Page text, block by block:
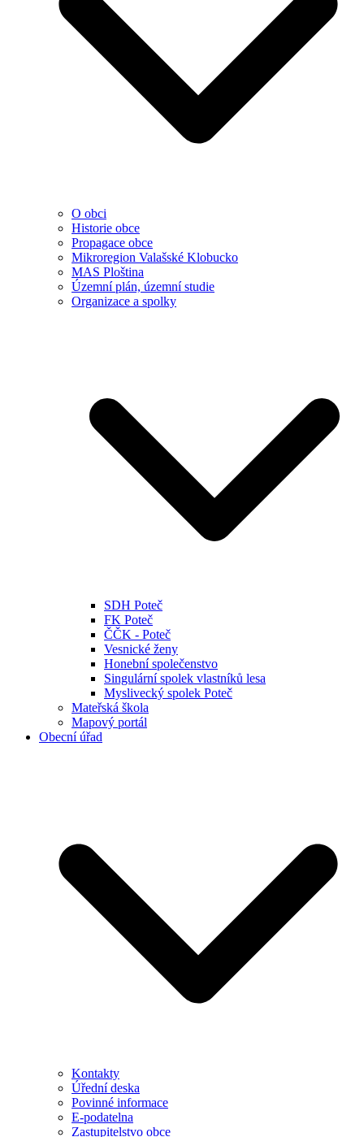
O obci
Historie obce
Propagace obce
Mikroregion Valašské Klobucko
MAS Ploština
Územní plán, územní studie
Organizace a spolky
SDH Poteč
FK Poteč
ČČK - Poteč
Vesnické ženy
Honební společenstvo
Singulární spolek vlastníků lesa
Myslivecký spolek Poteč
Mateřská škola
Mapový portál
Obecní úřad
Kontakty
Úřední deska
Povinné informace
E-podatelna
Zastupitelstvo obce